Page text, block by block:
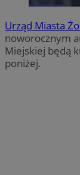
Urząd Miasta
noworocznym
Miejskiej będą
poniżej.